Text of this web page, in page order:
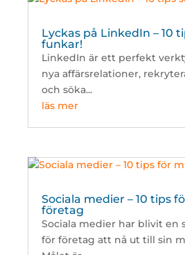
Lyckas på LinkedIn – 10
funkar!
LinkedIn är ett perfekt
nya affärsrelationer,
och söka...
läs mer
Sociala medier – 10 tips
företag
Sociala medier har blivit en
för företag att nå ut till sin